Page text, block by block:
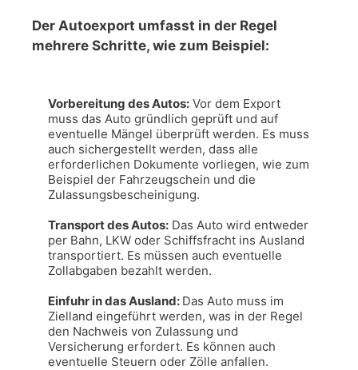
Der Autoexport umfasst in der Regel
mehrere Schritte, wie zum Beispiel:
Vorbereitung des Autos: Vor dem Export
muss das Auto gründlich geprüft und auf
eventuelle Mängel überprüft werden. Es muss
auch sichergestellt werden, dass alle
erforderlichen Dokumente vorliegen, wie zum
Beispiel der Fahrzeugschein und die
Zulassungsbescheinigung.
Transport des Autos: Das Auto wird entweder
per Bahn, LKW oder Schiffsfracht ins Ausland
transportiert. Es müssen auch eventuelle
Zollabgaben bezahlt werden.
Einfuhr in das Ausland: Das Auto muss im
Zielland eingeführt werden, was in der Regel
den Nachweis von Zulassung und
Versicherung erfordert. Es können auch
eventuelle Steuern oder Zölle anfallen.